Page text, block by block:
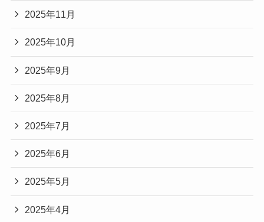
2025年11月
2025年10月
2025年9月
2025年8月
2025年7月
2025年6月
2025年5月
2025年4月